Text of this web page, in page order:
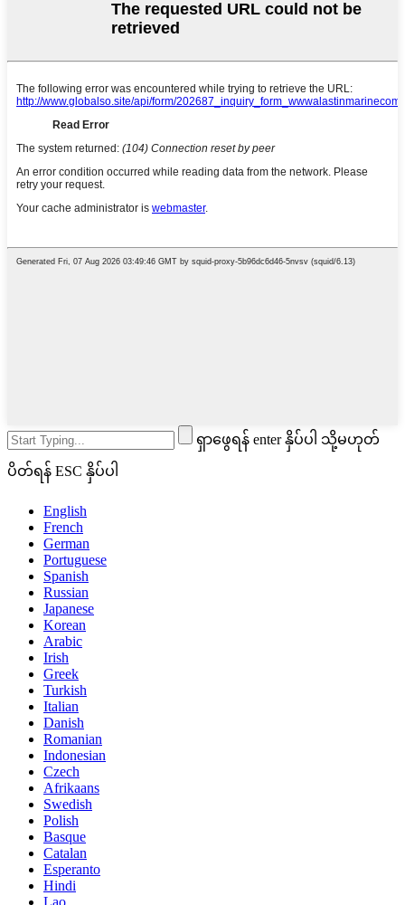
ရှာဖွေရန် enter နှိပ်ပါ သို့မဟုတ်
ပိတ်ရန် ESC နှိပ်ပါ
English
French
German
Portuguese
Spanish
Russian
Japanese
Korean
Arabic
Irish
Greek
Turkish
Italian
Danish
Romanian
Indonesian
Czech
Afrikaans
Swedish
Polish
Basque
Catalan
Esperanto
Hindi
Lao